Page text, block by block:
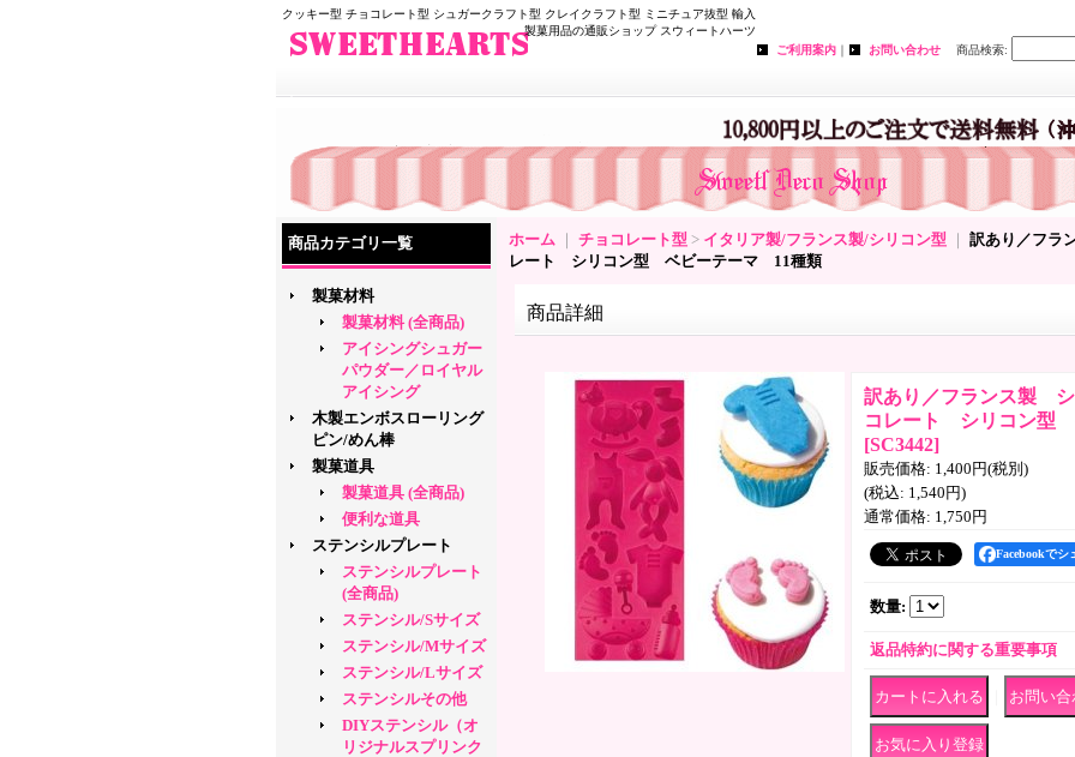
クッキー型 チョコレート型 シュガークラフト型 クレイクラフト型 ミニチュア抜型 輸入
製菓用品の通販ショップ スウィートハーツ
ご利用案内 ｜ お問い合わせ 商品検索:
商品カテゴリ一覧
製菓材料
製菓材料 (全商品)
アイシングシュガー
パウダー／ロイヤル
アイシング
木製エンボスローリング
ピン/めん棒
製菓道具
製菓道具 (全商品)
便利な道具
ステンシルプレート
ステンシルプレート
(全商品)
ステンシル/Sサイズ
ステンシル/Mサイズ
ステンシル/Lサイズ
ステンシルその他
DIYステンシル（オ
リジナルスプリンク
ホーム チョコレート型 > イタリア製/フランス製/シリコン型
訳あり／フラ
レート シリコン型 ベビーテーマ 11種類
商品詳細
訳あり／フランス製
コレート シリコン型
[SC3442]
販売価格: 1,400円(税別)
(税込: 1,540円)
通常価格: 1,750円
Facebookでシ
数量:
返品特約に関する重要事項